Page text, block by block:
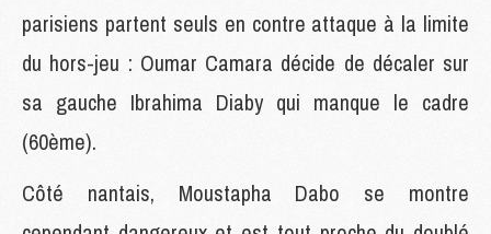
parisiens partent seuls en contre attaque à la limite
du hors-jeu : Oumar Camara décide de décaler sur
sa gauche Ibrahima Diaby qui manque le cadre
(60ème).
Côté nantais, Moustapha Dabo se montre